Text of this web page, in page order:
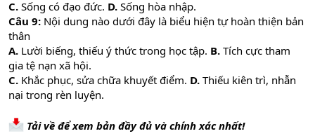
C. Sống có đạo đức. D. Sống hòa nhập.
Câu 9: Nội dung nào dưới đây là biểu hiện tự hoàn thiện bản
thân
A. Lười biếng, thiếu ý thức trong học tập. B. Tích cực tham
gia tệ nạn xã hội.
C. Khắc phục, sửa chữa khuyết điểm. D. Thiếu kiên trì, nhẫn
nại trong rèn luyện.
Tải về để xem bản đầy đủ và chính xác nhất!